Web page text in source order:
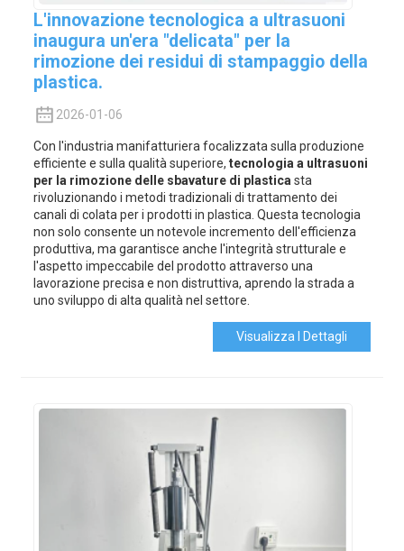
L'innovazione tecnologica a ultrasuoni
inaugura un'era "delicata" per la
rimozione dei residui di stampaggio della
plastica.
2026-01-06
Con l'industria manifatturiera focalizzata sulla produzione
efficiente e sulla qualità superiore, tecnologia a ultrasuoni
per la rimozione delle sbavature di plastica sta
rivoluzionando i metodi tradizionali di trattamento dei
canali di colata per i prodotti in plastica. Questa tecnologia
non solo consente un notevole incremento dell'efficienza
produttiva, ma garantisce anche l'integrità strutturale e
l'aspetto impeccabile del prodotto attraverso una
lavorazione precisa e non distruttiva, aprendo la strada a
uno sviluppo di alta qualità nel settore.
Visualizza I Dettagli